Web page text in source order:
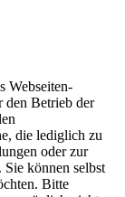
Webseiten-
den Betrieb der
die lediglich zu
oder zur
können selbst
Bitte